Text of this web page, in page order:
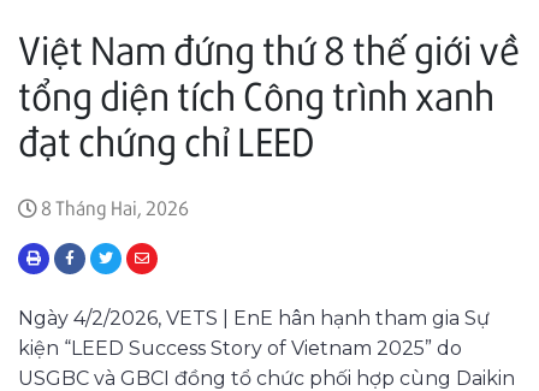
Việt Nam đứng thứ 8 thế giới về
tổng diện tích Công trình xanh
đạt chứng chỉ LEED
8 Tháng Hai, 2026
Ngày 4/2/2026, VETS | EnE hân hạnh tham gia Sự
kiện “LEED Success Story of Vietnam 2025” do
USGBC và GBCI đồng tổ chức phối hợp cùng Daikin